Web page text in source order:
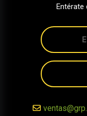
Entérate